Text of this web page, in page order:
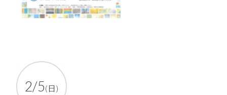
2/5(日)